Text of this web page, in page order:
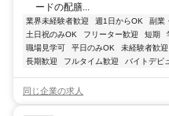
ードの配膳...
業界未経験者歓迎 週1日からOK 副業
土日祝のみOK
フリーター歓迎 短期
職場見学可
平日のみOK 未経験者歓迎
長期歓迎
フルタイム歓迎 バイトデビ
同じ企業の求人